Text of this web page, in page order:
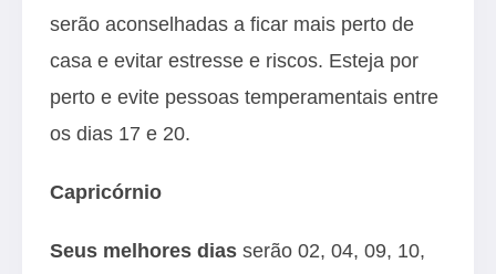
serão aconselhadas a ficar mais perto de
casa e evitar estresse e riscos. Esteja por
perto e evite pessoas temperamentais entre
os dias 17 e 20.
Capricórnio
Seus melhores dias serão 02, 04, 09, 10,